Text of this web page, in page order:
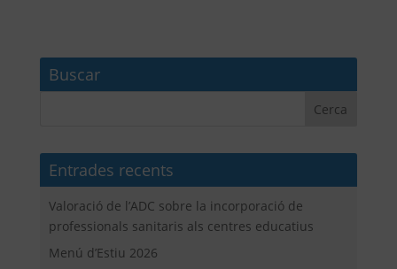
Buscar
Entrades recents
Valoració de l’ADC sobre la incorporació de
professionals sanitaris als centres educatius
Menú d’Estiu 2026